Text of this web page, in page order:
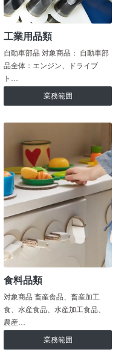
工業用品類
自動車部品 対象商品： 自動車部
品全体：エンジン、ドライブ
ト…
業務範囲
食料品類
対象商品 畜産食品、畜産加工
食、水産食品、水産加工食品、
農産…
業務範囲